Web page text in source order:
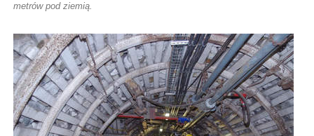
metrów pod ziemią.